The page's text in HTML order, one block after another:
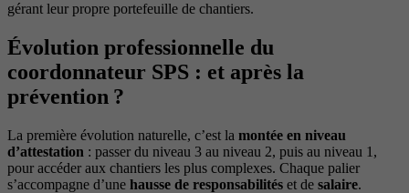
gérant leur propre portefeuille de chantiers.
Évolution professionnelle du
coordonnateur SPS : et après la
prévention ?
La première évolution naturelle, c’est la montée en niveau
d’attestation : passer du niveau 3 au niveau 2, puis au niveau 1,
pour accéder aux chantiers les plus complexes. Chaque palier
s’accompagne d’une hausse de responsabilités et de salaire.